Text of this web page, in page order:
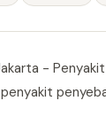
-